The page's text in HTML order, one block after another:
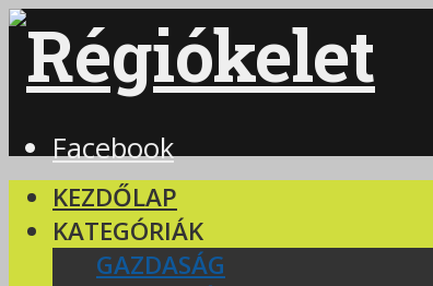
Facebook
KEZDŐLAP
KATEGÓRIÁK
GAZDASÁG